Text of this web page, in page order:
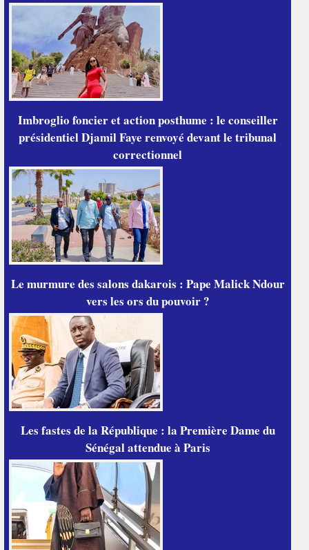
Imbroglio foncier et action posthume : le conseiller
présidentiel Djamil Faye renvoyé devant le tribunal
correctionnel
Le murmure des salons dakarois : Pape Malick Ndour
vers les ors du pouvoir ?
Les fastes de la République : la Première Dame du
Sénégal attendue à Paris